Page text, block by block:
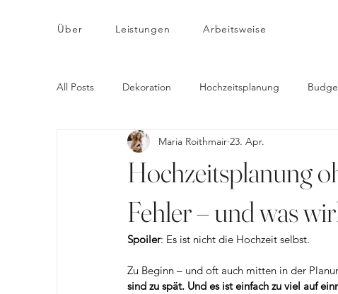
Über Leistungen Arbeitsweise
All Posts Dekoration Hochzeitsplanung
Hochzeitsplanung
Fehler – und was
Maria Roithmair 23. Apr.
Spoiler: Es ist nicht die Hochzeit selbst.
Zu Beginn – und oft auch mitten in der
sind zu spät. Und es ist einfach zu viel auf